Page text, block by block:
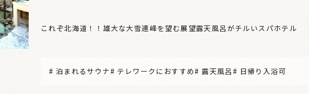
これぞ北海道！！雄大な大雪連峰を望む展望露天風呂がチルいスパホテル
# 泊まれるサウナ# テレワークにおすすめ# 露天風呂# 日帰り入浴可